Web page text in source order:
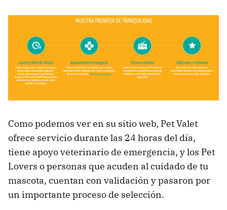
Como podemos ver en su sitio web, Pet Valet
ofrece servicio durante las 24 horas del día,
tiene apoyo veterinario de emergencia, y los Pet
Lovers o personas que acuden al cuidado de tu
mascota, cuentan con validación y pasaron por
un importante proceso de selección.